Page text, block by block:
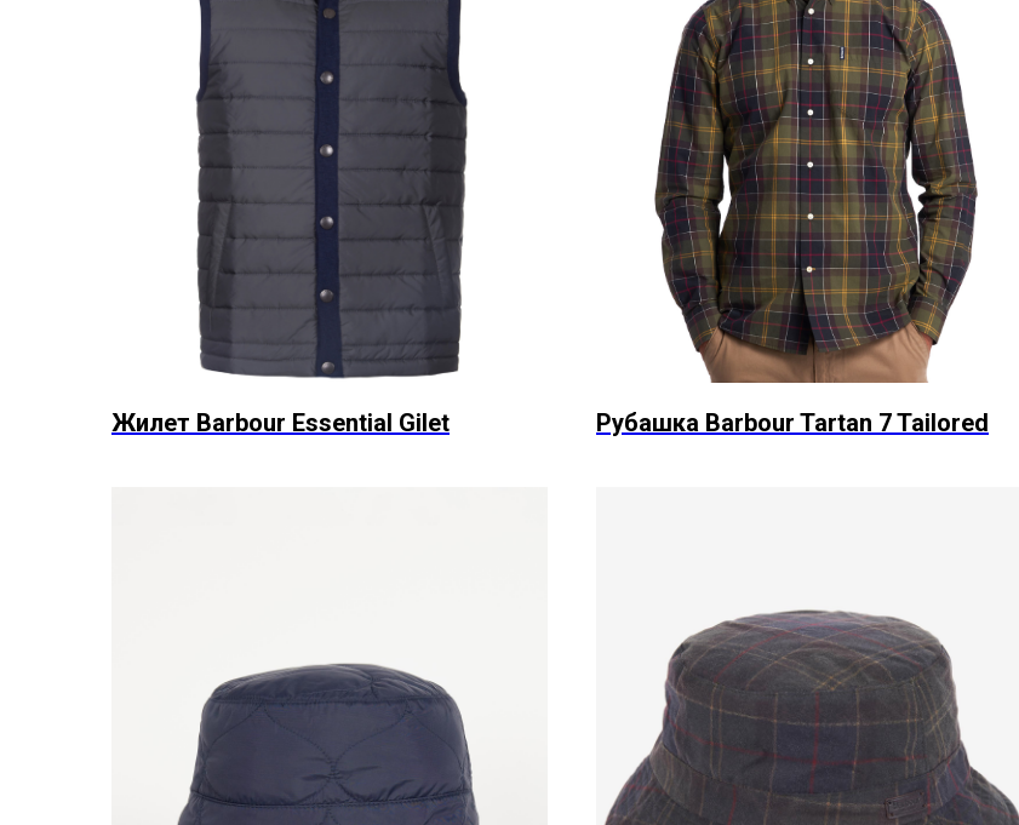
Жилет Barbour Essential Gilet Рубашка Barbour Tartan 7 Tailored